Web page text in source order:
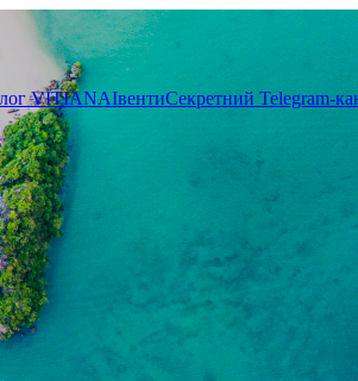
VITIANAІвентиСекретний Telegram-